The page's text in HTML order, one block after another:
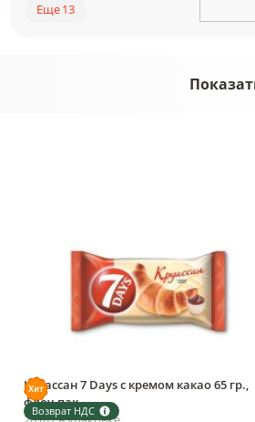
Еще 13
Возврат НДС
Круассан 7 Days с кремом какао 65 гр.,
флоу-пак